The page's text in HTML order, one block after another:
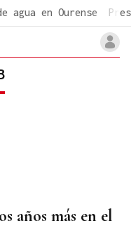
agua en Ourense
años más en el